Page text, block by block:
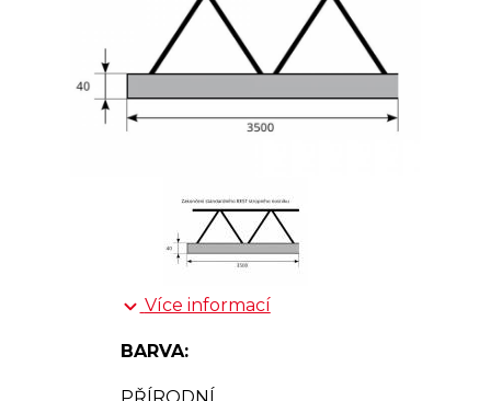
Více informací
BARVA: